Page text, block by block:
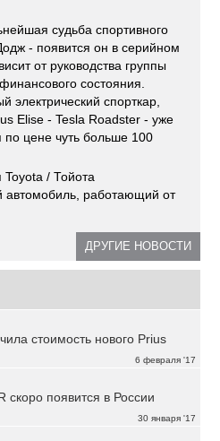
судьба спортивного
- появится он в серийном
от руководства группы
состояния.
электрический спорткар,
Elise - Tesla Roadster - уже
по цене чуть больше 100
/ Тойота
автомобиль, работающий от
ДРУГИЕ НОВОСТИ
6 февраля '17
стоимость нового Prius
30 января '17
скоро появится в России